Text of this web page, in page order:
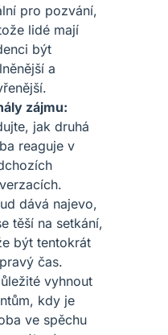
pro pozvání,
lidé mají
být
a
zájmu:
jak druhá
reaguje v
dává najevo,
těší na setkání,
být tentokrát
čas.
vyhnout
kdy je
ve spěchu